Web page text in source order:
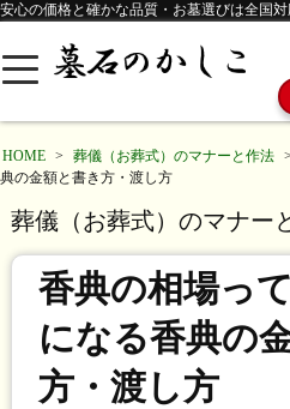
安心の価格と確かな品質・お墓選びは全国
HOME > 葬儀（お葬式）のマナーと作法 >
典の金額と書き方・渡し方
葬儀（お葬式）のマナー
香典の相場っ
になる香典の
方・渡し方